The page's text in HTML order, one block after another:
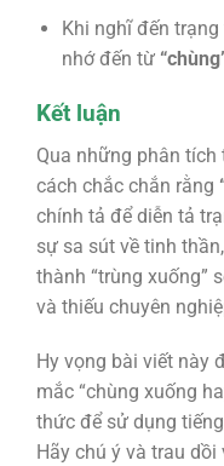
Khi nghĩ đến
nhớ đến từ
Kết luận
Qua những phân tích
cách chắc chắn rằng
chính tả để diễn tả
sự sa sút về tinh
thành “trùng xuống”
và thiếu chuyên
Hy vọng bài viết này
mắc “chùng xuống
thức để sử dụng
Hãy chú ý và trau